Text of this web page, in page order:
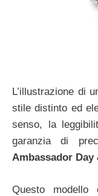
L’illustrazione di
stile distinto ed
senso, la
garanzia di
Ambassador Day
Questo modello